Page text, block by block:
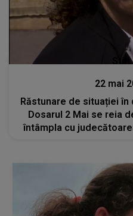
Stiri
22 mai
Răstunare de situației în
Dosarul 2 Mai se reia
întâmpla cu